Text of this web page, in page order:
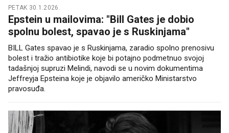
PETAK 30.1.2026.
Epstein u mailovima: "Bill Gates je dobio
spolnu bolest, spavao je s Ruskinjama"
BILL Gates spavao je s Ruskinjama, zaradio spolno prenosivu
bolest i tražio antibiotike koje bi potajno podmetnuo svojoj
tadašnjoj supruzi Melindi, navodi se u novim dokumentima
Jeffreyja Epsteina koje je objavilo američko Ministarstvo
pravosuđa.